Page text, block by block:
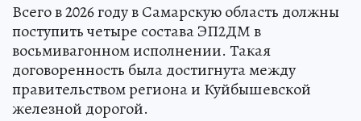
Всего в 2026 году в Самарскую область должны
поступить четыре состава ЭП2ДМ в
восьмивагонном исполнении. Такая
договоренность была достигнута между
правительством региона и Куйбышевской
железной дорогой.